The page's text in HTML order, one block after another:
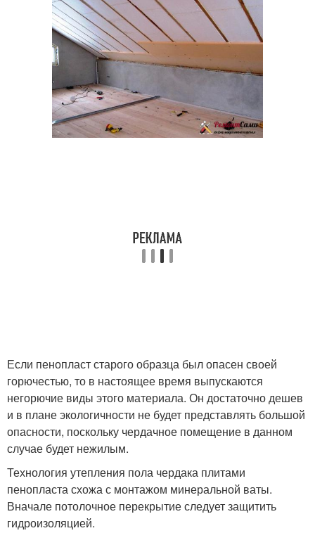
Если пенопласт старого образца был опасен своей
горючестью, то в настоящее время выпускаются
негорючие виды этого материала. Он достаточно дешев
и в плане экологичности не будет представлять большой
опасности, поскольку чердачное помещение в данном
случае будет нежилым.
Технология утепления пола чердака плитами
пенопласта схожа с монтажом минеральной ваты.
Вначале потолочное перекрытие следует защитить
гидроизоляцией.